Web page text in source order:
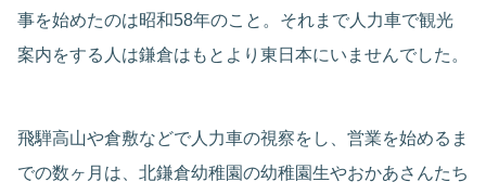
事を始めたのは昭和58年のこと。それまで人力車で観光
案内をする人は鎌倉はもとより東日本にいませんでした。
飛騨高山や倉敷などで人力車の視察をし、営業を始めるま
での数ヶ月は、北鎌倉幼稚園の幼稚園生やおかあさんたち